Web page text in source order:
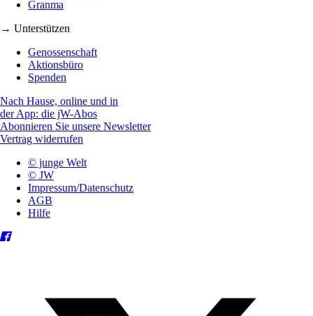
Granma
→ Unterstützen
Genossenschaft
Aktionsbüro
Spenden
Nach Hause, online und in
der App: die jW-Abos
Abonnieren Sie unsere Newsletter
Vertrag widerrufen
© junge Welt
© JW
Impressum/Datenschutz
AGB
Hilfe